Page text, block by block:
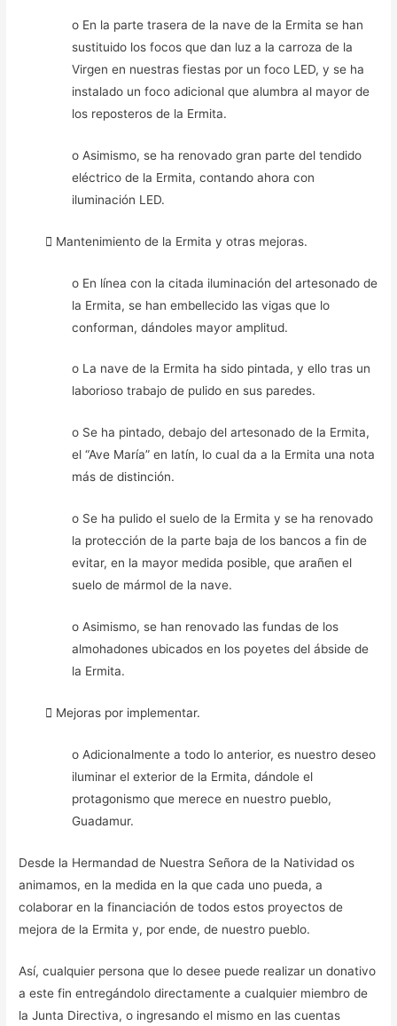
o En la parte trasera de la nave de la Ermita se han
sustituido los focos que dan luz a la carroza de la
Virgen en nuestras fiestas por un foco LED, y se ha
instalado un foco adicional que alumbra al mayor de
los reposteros de la Ermita.
o Asimismo, se ha renovado gran parte del tendido
eléctrico de la Ermita, contando ahora con
iluminación LED.
 Mantenimiento de la Ermita y otras mejoras.
o En línea con la citada iluminación del artesonado de
la Ermita, se han embellecido las vigas que lo
conforman, dándoles mayor amplitud.
o La nave de la Ermita ha sido pintada, y ello tras un
laborioso trabajo de pulido en sus paredes.
o Se ha pintado, debajo del artesonado de la Ermita,
el “Ave María” en latín, lo cual da a la Ermita una nota
más de distinción.
o Se ha pulido el suelo de la Ermita y se ha renovado
la protección de la parte baja de los bancos a fin de
evitar, en la mayor medida posible, que arañen el
suelo de mármol de la nave.
o Asimismo, se han renovado las fundas de los
almohadones ubicados en los poyetes del ábside de
la Ermita.
 Mejoras por implementar.
o Adicionalmente a todo lo anterior, es nuestro deseo
iluminar el exterior de la Ermita, dándole el
protagonismo que merece en nuestro pueblo,
Guadamur.
Desde la Hermandad de Nuestra Señora de la Natividad os
animamos, en la medida en la que cada uno pueda, a
colaborar en la financiación de todos estos proyectos de
mejora de la Ermita y, por ende, de nuestro pueblo.
Así, cualquier persona que lo desee puede realizar un donativo
a este fin entregándolo directamente a cualquier miembro de
la Junta Directiva, o ingresando el mismo en las cuentas